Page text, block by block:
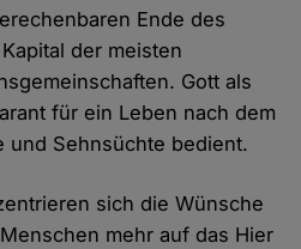
Ende des
der meisten
Gott als
für ein Leben nach dem
und Sehnsüchte bedient.
sich die Wünsche
mehr auf das Hier